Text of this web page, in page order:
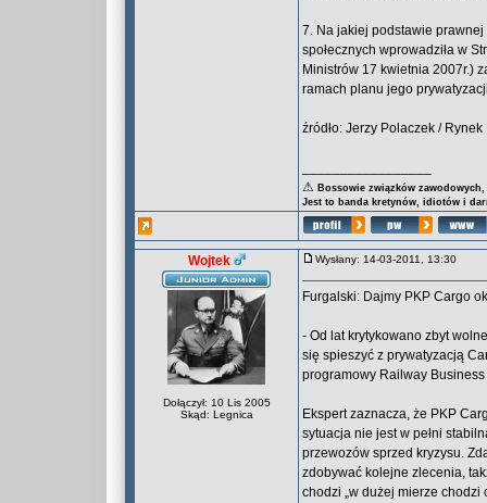
7. Na jakiej podstawie
społecznych wprowadziła w
Ministrów 17 kwietnia 2007r.)
ramach planu jego
źródło: Jerzy Polaczek /
⚠ Bossowie związków
Jest to banda kretynów, idiotów i
Wojtek
Dołączył: 10 Lis 2005
Skąd: Legnica
Wysłany: 14-03-2011, 13:30
Furgalski: Dajmy PKP Cargo
- Od lat krytykowano zbyt
się spieszyć z prywatyzacją
programowy Railway Business
Ekspert zaznacza, że PKP
sytuacja nie jest w pełni
przewozów sprzed kryzysu.
zdobywać kolejne zlecenia,
chodzi „w dużej mierze